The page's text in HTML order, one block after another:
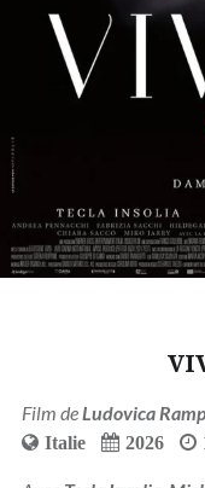
Film de Ludovica
Italie 2026